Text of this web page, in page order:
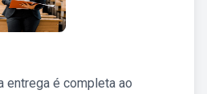
entrega é completa ao